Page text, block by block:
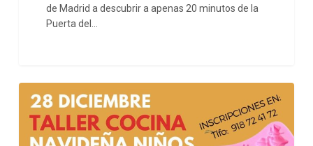
de Madrid a descubrir a apenas 20 minutos de la
Puerta del…
Taller
de
Cocina